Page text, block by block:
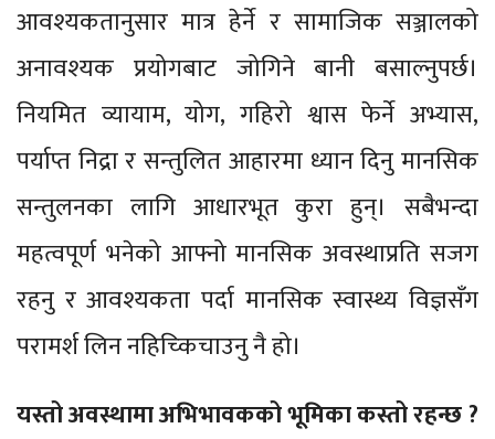
आवश्यकतानुसार मात्र हेर्ने र सामाजिक सञ्जालको
अनावश्यक प्रयोगबाट जोगिने बानी बसाल्नुपर्छ।
नियमित व्यायाम, योग, गहिरो श्वास फेर्ने अभ्यास,
पर्याप्त निद्रा र सन्तुलित आहारमा ध्यान दिनु मानसिक
सन्तुलनका लागि आधारभूत कुरा हुन्। सबैभन्दा
महत्वपूर्ण भनेको आफ्नो मानसिक अवस्थाप्रति सजग
रहनु र आवश्यकता पर्दा मानसिक स्वास्थ्य विज्ञसँग
परामर्श लिन नहिच्किचाउनु नै हो।
यस्तो अवस्थामा अभिभावकको भूमिका कस्तो रहन्छ ?